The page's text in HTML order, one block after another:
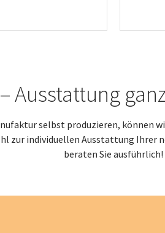
Ausstattung
selbst produzieren,
zur individuellen Ausstattung
beraten Sie ausführlich!